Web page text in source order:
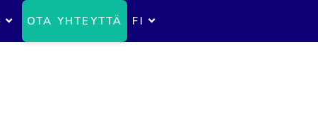
OTA YHTEYTTÄ FI